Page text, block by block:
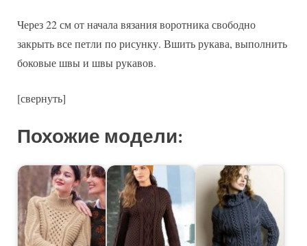
Через 22 см от начала вязания воротника свободно
закрыть все петли по рисунку. Вшить рукава, выполнить
боковые швы и швы рукавов.
[свернуть]
Похожие модели: